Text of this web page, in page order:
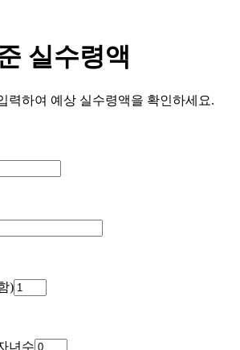
실수령액
력하여 예상 실수령액을 확인하세요.
)
녀수